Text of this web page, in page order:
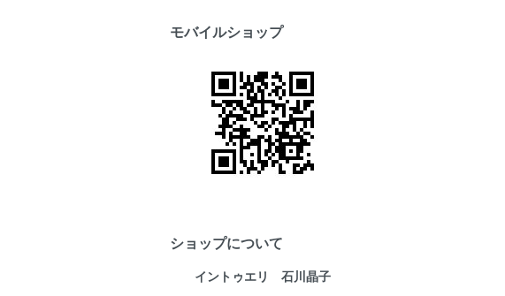
モバイルショップ
ショップについて
イントゥエリ 石川晶子